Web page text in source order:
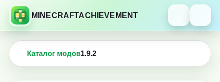
MINECRAFTACHIEVEMENT
Каталог модов1.9.2